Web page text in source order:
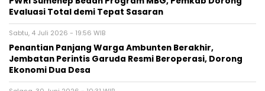
Evaluasi Total demi Tepat Sasaran
Sabtu, 4 Juli 2026 - 19:56 WIB
Penantian Panjang Warga Ambunten Berakhir,
Jembatan Perintis Garuda Resmi Beroperasi, Dorong
Ekonomi Dua Desa